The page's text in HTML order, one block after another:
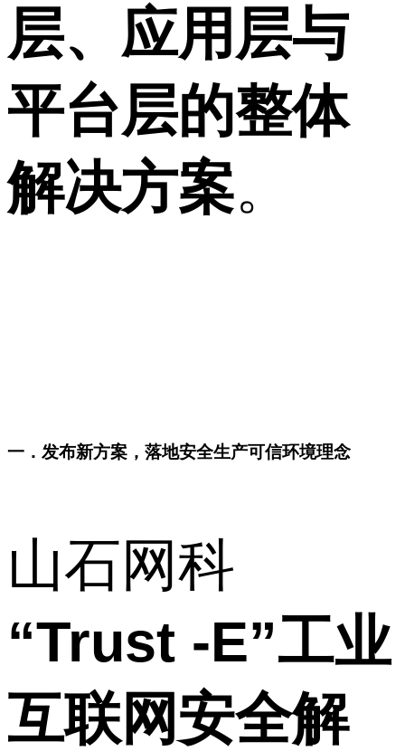
层、应用层与
平台层的整体
解决方案。
一．发布新方案，落地安全生产可信环境理念
山石网科
“Trust -E”工业
互联网安全解